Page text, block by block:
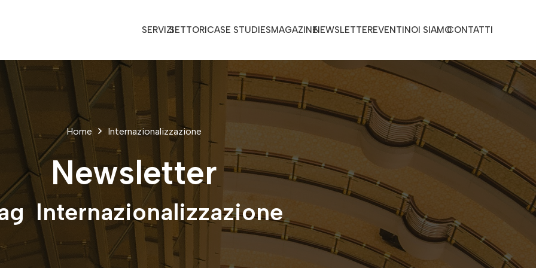
SERVIZISETTORICASE STUDIESMAGAZINENEWSLETTEREVENTINOI SIAMOCONTATTI
Home Internazionalizzazione
Newsletter
Internazionalizzazione